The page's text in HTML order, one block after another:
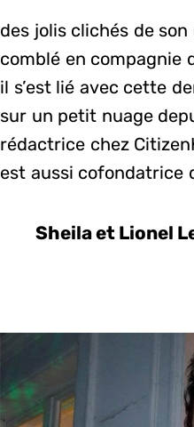
des jolis clichés de
comblé en compagnie
il s’est lié avec cette
sur un petit nuage
rédactrice chez
est aussi cofondatrice
Sheila et Lionel